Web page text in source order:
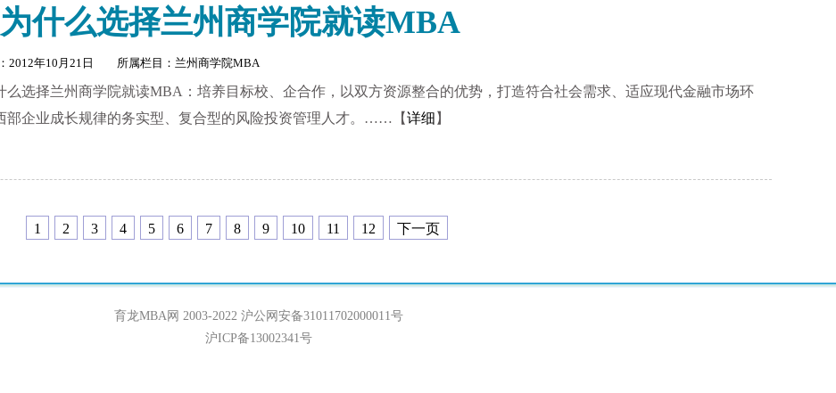
什么选择兰州商学院就读MBA
2012年10月21日 所属栏目： 兰州商学院MBA
么选择兰州商学院就读MBA：培养目标校、企合作，以双方资源整合的优势，打造符合社会需求、适应现代金融市场环
部企业成长规律的务实型、复合型的风险投资管理人才。……【详细 】
1 2 3 4 5 6 7 8 9 10 11 12 下一页
育龙MBA网 2003-2022 沪公网安备31011702000011号
沪ICP备13002341号